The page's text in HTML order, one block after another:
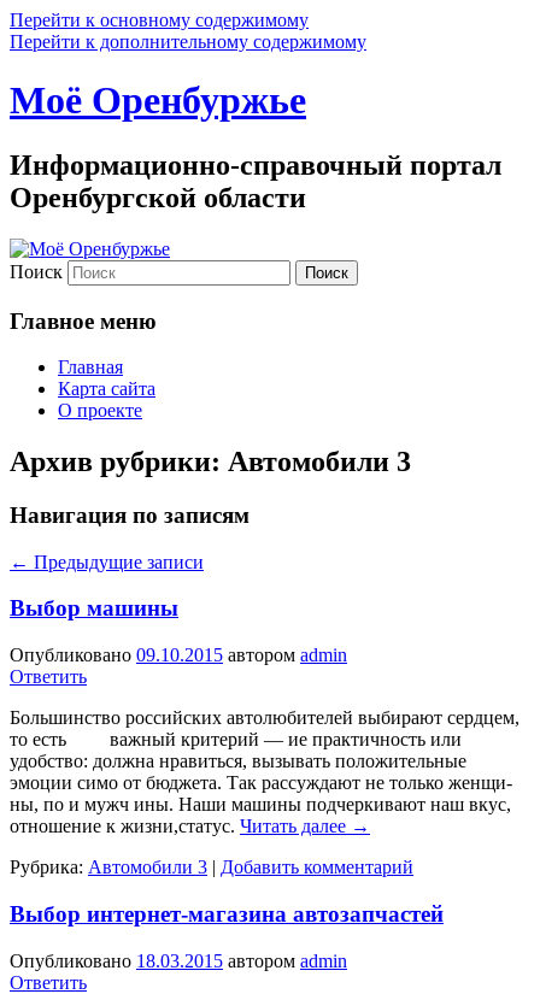
Перейти к основному содержимому
Перейти к дополнительному содержимому
Моё Оренбуржье
Информационно-справочный портал
Оренбургской области
Поиск
Главное меню
Главная
Карта сайта
О проекте
Архив рубрики: Автомобили 3
Навигация по записям
← Предыдущие записи
Выбор машины
Опубликовано 09.10.2015 автором admin
Ответить
Большинство российских авто­любителей выбирают сердцем,
то есть важ­ный критерий — ие практич­ность или
удобство: должна нравиться, вызывать положительные
эмоции симо от бюджета. Так рассуждают не только женщи­
ны, по и мужч ины. Наши маши­ны подчеркивают наш вкус,
от­ношение к жизни,статус. Читать далее →
Рубрика: Автомобили 3 | Добавить комментарий
Выбор интернет-магазина автозапчастей
Опубликовано 18.03.2015 автором admin
Ответить